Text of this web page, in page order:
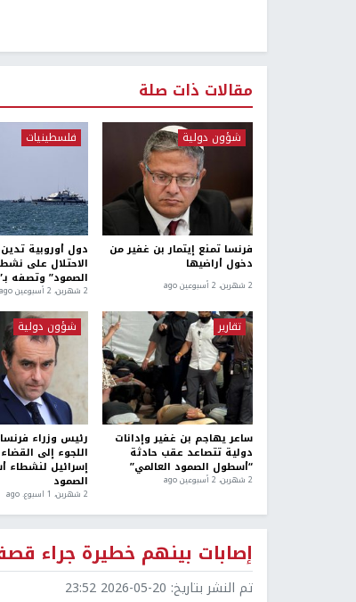
مقالات ذات صلة
شؤون دولية
فرنسا تمنع إيتمار بن غفير من
دخول أراضيها
2 شهرين، 2 أسبوعين ago
فلسطينيات
دول أوروبية
الاحتلال على
الصمود” وتصفه
2 شهرين، 2 أسبوعين ago
تقارير
ساعر يهاجم بن غفير وإدانات
دولية تتصاعد عقب حادثة
“أسطول الصمود العالمي”
2 شهرين، 2 أسبوعين ago
شؤون دولية
رئيس وزراء
اللجوء إلى
إسرائيل لنشطاء
الصمود
2 شهرين، 1 اسبوع. ago
إصابات بينهم خطيرة جراء
تم النشر بتاريخ: 2026-05-20 23:52